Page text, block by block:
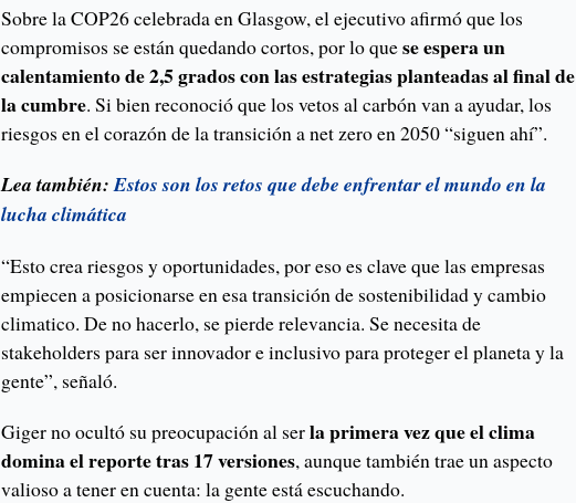
Sobre la COP26 celebrada en Glasgow, el ejecutivo afirmó que los
compromisos se están quedando cortos, por lo quese espera un
calentamiento de 2,5 grados con las estrategias planteadas al final de
la cumbre. Si bien reconoció que los vetos al carbón van a ayudar, los
riesgos en el corazón de la transición a net zero en 2050 “siguen ahí”.
Lea también:Estos son los retos que debe enfrentar el mundo en la
lucha climática
“Esto crea riesgos y oportunidades, por eso es clave que las empresas
empiecen a posicionarse en esa transición de sostenibilidad y cambio
climatico. De no hacerlo, se pierde relevancia. Se necesita de
stakeholders para ser innovador e inclusivo para proteger el planeta y la
gente”, señaló.
Giger no ocultó su preocupación al serla primera vez que el clima
domina el reporte tras 17 versiones, aunque también trae un aspecto
valioso a tener en cuenta: la gente está escuchando.